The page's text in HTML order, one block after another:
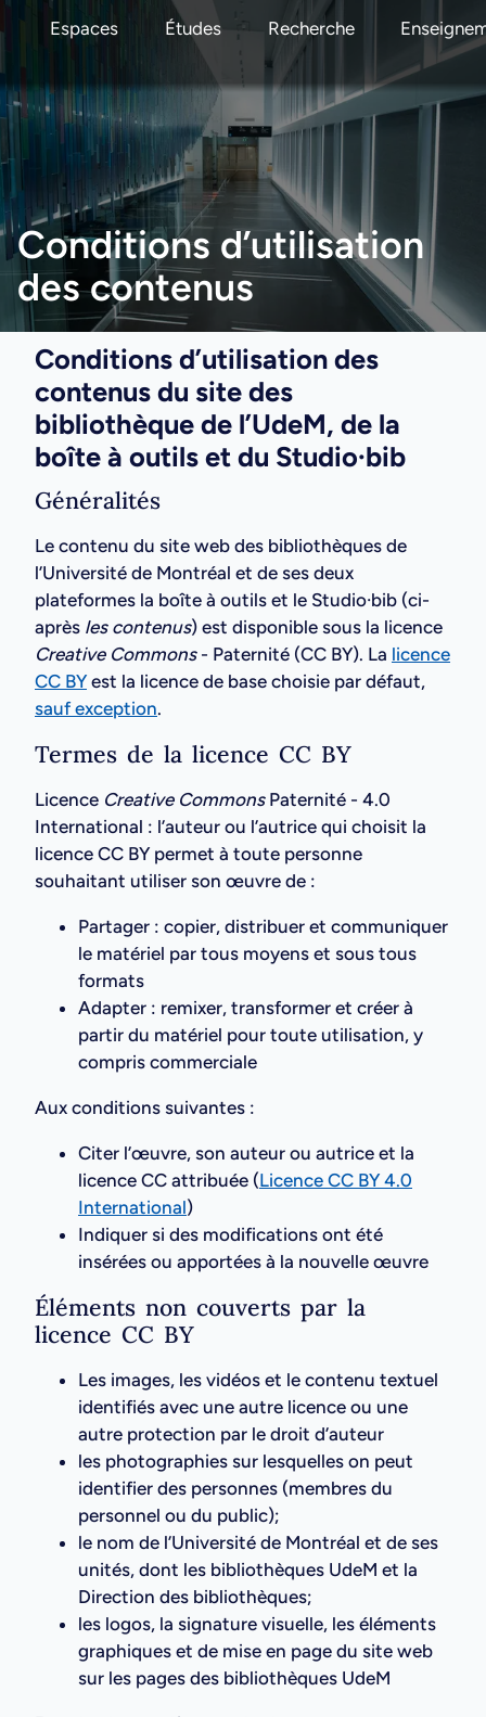
Espaces Études Recherche
Conditions d’utilisation
des contenus
Conditions d’utilisation des
contenus du site des
bibliothèque de l’UdeM, de la
boîte à outils et du Studio·bib
Généralités
Le contenu du site web des bibliothèques de
l’Université de Montréal et de ses deux
plateformes la boîte à outils et le Studio·bib (ci-
après les contenus) est disponible sous la licence
Creative Commons- Paternité (CC BY). La licence
CC BYest la licence de base choisie par défaut,
sauf exception.
Termes de la licence CC BY
Licence Creative CommonsPaternité - 4.0
International : l’auteur ou l’autrice qui choisit la
licence CC BY permet à toute personne
souhaitant utiliser son œuvre de :
Partager : copier, distribuer et communiquer
le matériel par tous moyens et sous tous
formats
Adapter : remixer, transformer et créer à
partir du matériel pour toute utilisation, y
compris commerciale
Aux conditions suivantes :
Citer l’œuvre, son auteur ou autrice et la
licence CC attribuée (Licence CC BY 4.0
International)
Indiquer si des modifications ont été
insérées ou apportées à la nouvelle œuvre
Éléments non couverts par la
licence CC BY
Les images, les vidéos et le contenu textuel
identifiés avec une autre licence ou une
autre protection par le droit d’auteur
les photographies sur lesquelles on peut
identifier des personnes (membres du
personnel ou du public);
le nom de l’Université de Montréal et de ses
unités, dont les bibliothèques UdeM et la
Direction des bibliothèques;
les logos, la signature visuelle, les éléments
graphiques et de mise en page du site web
sur les pages des bibliothèques UdeM